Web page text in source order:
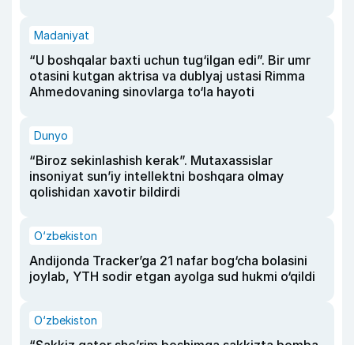
Madaniyat
“U boshqalar baxti uchun tug‘ilgan edi”. Bir umr
otasini kutgan aktrisa va dublyaj ustasi Rimma
Ahmedovaning sinovlarga to‘la hayoti
Dunyo
“Biroz sekinlashish kerak”. Mutaxassislar
insoniyat sun’iy intellektni boshqara olmay
qolishidan xavotir bildirdi
O‘zbekiston
Andijonda Tracker’ga 21 nafar bog‘cha bolasini
joylab, YTH sodir etgan ayolga sud hukmi o‘qildi
O‘zbekiston